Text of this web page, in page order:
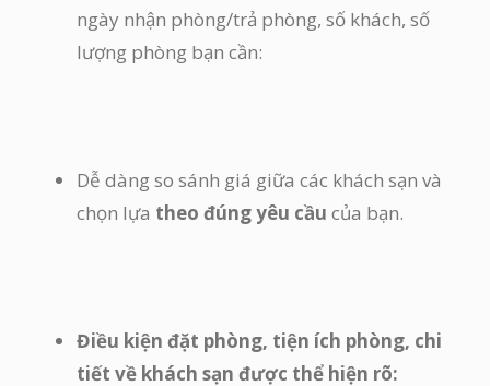
ngày nhận phòng/trả phòng, số khách, số
lượng phòng bạn cần:
Dễ dàng so sánh giá giữa các khách sạn và
chọn lựa theo đúng yêu cầu của bạn.
Điều kiện đặt phòng, tiện ích phòng, chi
tiết về khách sạn được thể hiện rõ: